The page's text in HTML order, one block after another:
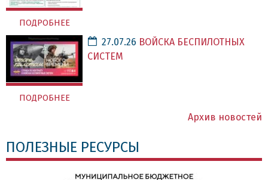
ПОДРОБНЕЕ
ПОДРОБНЕЕ
27.07.26 ВОЙСКА БЕСПИЛОТНЫХ
СИСТЕМ
Архив новостей
ПОЛЕЗНЫЕ РЕСУРСЫ